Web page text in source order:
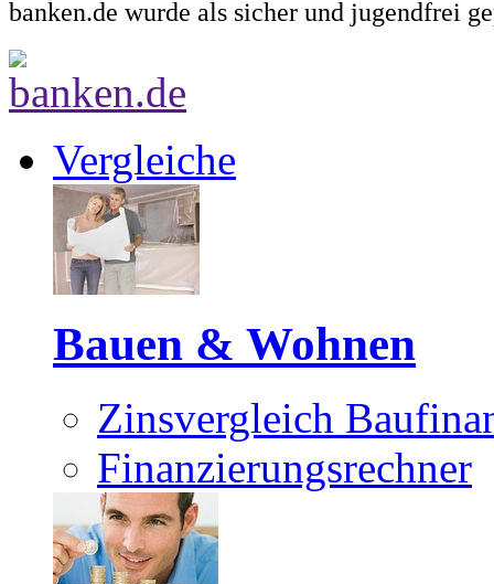
banken.de wurde als sicher und jugendfrei
Vergleiche
Bauen & Wohnen
Zinsvergleich
Finanzierungsrechner